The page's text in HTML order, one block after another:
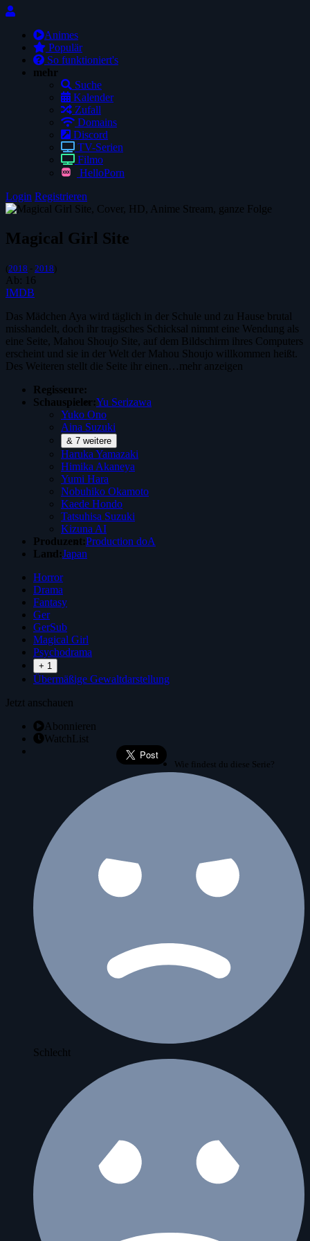
Animes
Populär
So funktioniert's
mehr
Suche
Kalender
Zufall
Domains
Discord
TV-Serien
Filmo
HelloPorn
Login Registrieren
Magical Girl Site
(2018 - 2018 )
Ab: 16
IMDB
Das Mädchen Aya wird täglich in der Schule und zu Hause brutal
misshandelt, doch ihr tragisches Schicksal nimmt eine Wendung als
eine Seite, Mahou Shoujo Site, auf dem Bildschirm ihres Computers
erscheint und sie in der Welt der Mahou Shoujo willkommen heißt.
Des Weiteren stellt die Seite ihr einen…mehr anzeigen
Regisseure:
Schauspieler:Yu Serizawa
Yuko Ono
Aina Suzuki
& 7 weitere
Haruka Yamazaki
Himika Akaneya
Yumi Hara
Nobuhiko Okamoto
Kaede Hondo
Tatsuhisa Suzuki
Kizuna AI
Produzent:Production doA
Land:Japan
Horror
Drama
Fantasy
Ger
GerSub
Magical Girl
Psychodrama
+ 1
Übermäßige Gewaltdarstellung
Jetzt anschauen
Abonnieren
WatchList
Wie findest du diese Serie?
Schlecht